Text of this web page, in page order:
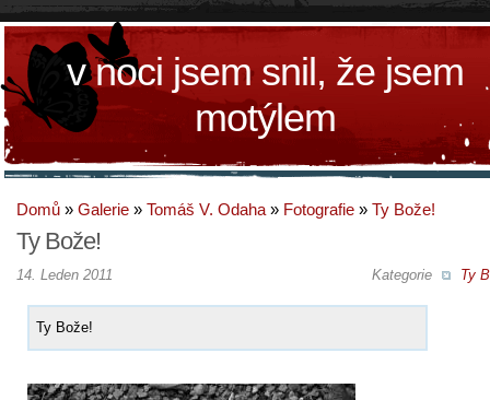
v noci jsem snil, že jsem
motýlem
Domů » Galerie » Tomáš V. Odaha » Fotografie » Ty Bože!
Ty Bože!
Kategorie Ty
14. Leden 2011
Ty Bože!